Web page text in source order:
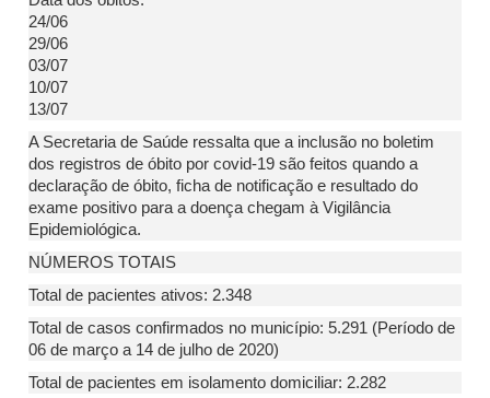
24/06
29/06
03/07
10/07
13/07
A Secretaria de Saúde ressalta que a inclusão no boletim
dos registros de óbito por covid-19 são feitos quando a
declaração de óbito, ficha de notificação e resultado do
exame positivo para a doença chegam à Vigilância
Epidemiológica.
NÚMEROS TOTAIS
Total de pacientes ativos: 2.348
Total de casos confirmados no município: 5.291 (Período de
06 de março a 14 de julho de 2020)
Total de pacientes em isolamento domiciliar: 2.282